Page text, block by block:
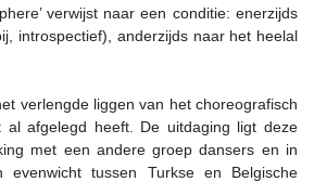
verwijst naar een conditie: enerzijds
introspectief), anderzijds naar het heelal
verlengde liggen van het choreografisch
al afgelegd heeft. De uitdaging ligt deze
met een andere groep dansers en in
tussen Turkse en Belgische